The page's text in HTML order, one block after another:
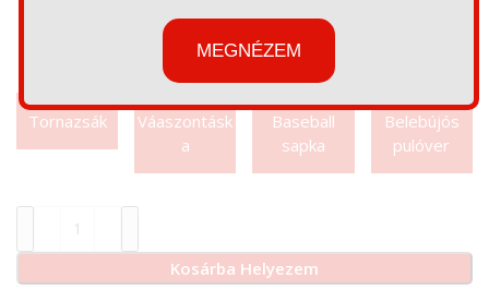
Tornazsák
Váaszontásk
a
Baseball
sapka
Belebújós
pulóver
Kosárba Helyezem
MEGNÉZEM